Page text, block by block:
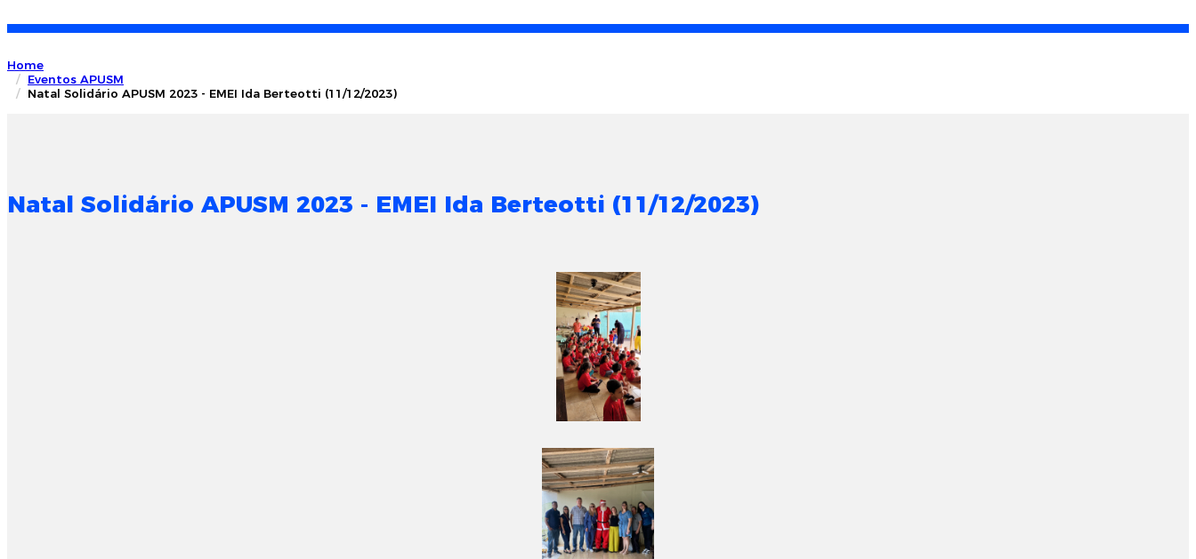
Home
Eventos APUSM
Natal Solidário APUSM 2023 - EMEI Ida Berteotti (11/12/2023)
Natal Solidário APUSM 2023 - EMEI Ida Berteotti (11/12/2023)